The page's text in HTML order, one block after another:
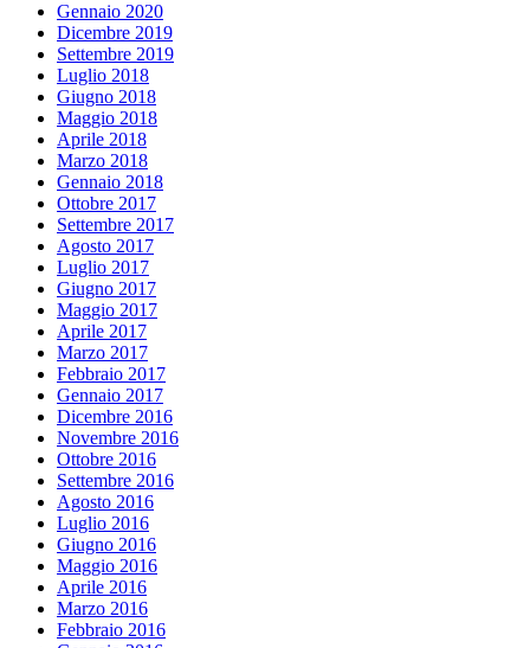
Gennaio 2020
Dicembre 2019
Settembre 2019
Luglio 2018
Giugno 2018
Maggio 2018
Aprile 2018
Marzo 2018
Gennaio 2018
Ottobre 2017
Settembre 2017
Agosto 2017
Luglio 2017
Giugno 2017
Maggio 2017
Aprile 2017
Marzo 2017
Febbraio 2017
Gennaio 2017
Dicembre 2016
Novembre 2016
Ottobre 2016
Settembre 2016
Agosto 2016
Luglio 2016
Giugno 2016
Maggio 2016
Aprile 2016
Marzo 2016
Febbraio 2016